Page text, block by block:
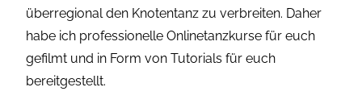
überregional den Knotentanz zu verbreiten. Daher
habe ich professionelle Onlinetanzkurse für euch
gefilmt und in Form von Tutorials für euch
bereitgestellt.